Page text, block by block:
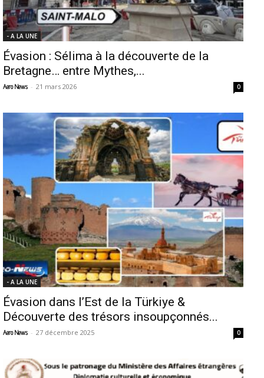
- A LA UNE
Évasion : Sélima à la découverte de la
Bretagne… entre Mythes,...
Aero News - 21 mars 2026 0
- A LA UNE
Évasion dans l’Est de la Türkiye &
Découverte des trésors insoupçonnés...
Aero News - 27 décembre 2025 0